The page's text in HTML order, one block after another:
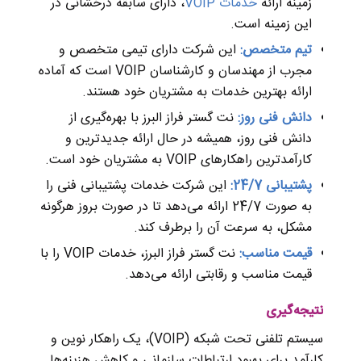
این زمینه است.
تیم متخصص: این شرکت دارای تیمی متخصص و
مجرب از مهندسان و کارشناسان VOIP است که آماده
ارائه بهترین خدمات به مشتریان خود هستند.
دانش فنی روز:نت گستر فراز البرز با بهره‌گیری از
دانش فنی روز، همیشه در حال ارائه جدیدترین و
کارآمدترین راهکارهای VOIP به مشتریان خود است.
پشتیبانی 24/7:
این شرکت خدمات پشتیبانی فنی را
به صورت 24/7 ارائه می‌دهد تا در صورت بروز هرگونه
مشکل، به سرعت آن را برطرف کند.
قیمت مناسب:
نت گستر فراز البرز، خدمات VOIP را با
قیمت مناسب و رقابتی ارائه می‌دهد.
نتیجه‌گیری
سیستم تلفنی تحت شبکه (VOIP)، یک راهکار نوین و